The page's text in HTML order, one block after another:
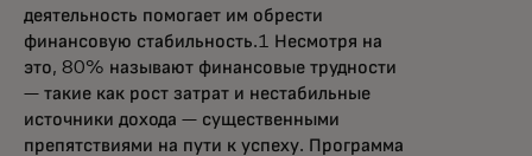
деятельность помогает им обрести
финансовую стабильность.1 Несмотря на
это, 80% называют финансовые трудности
— такие как рост затрат и нестабильные
источники дохода — существенными
препятствиями на пути к успеху. Программа